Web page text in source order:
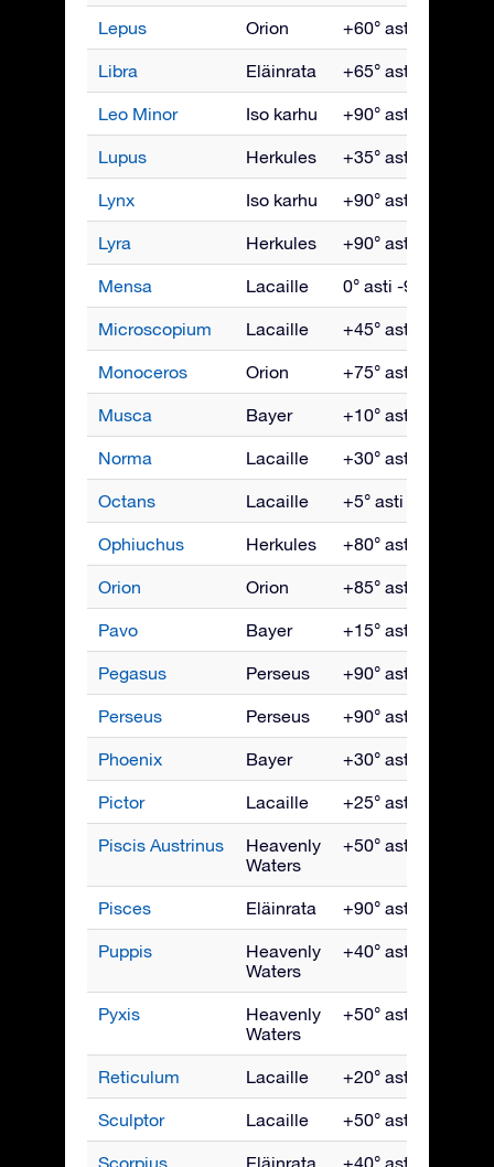
Lepus Orion +60° asti -90°
Libra Eläinrata +65° asti -90°
Leo Minor Iso karhu +90° asti -45°
Lupus Herkules +35° asti -90°
Lynx Iso karhu +90° asti -35°
Lyra Herkules +90° asti -40°
Mensa Lacaille 0° asti -90°
Microscopium Lacaille +45° asti -90°
Monoceros Orion +75° asti -85°
Musca Bayer +10° asti -90°
Norma Lacaille +30° asti -90°
Octans Lacaille +5° asti -90°
Ophiuchus Herkules +80° asti -80°
Orion Orion +85° asti -75°
Pavo Bayer +15° asti -90°
Pegasus Perseus +90° asti -60°
Perseus Perseus +90° asti -35°
Phoenix Bayer +30° asti -90°
Pictor Lacaille +25° asti -90°
Piscis Austrinus
Heavenly
Waters
+50° asti -90°
Pisces Eläinrata +90° asti -65°
Puppis
Heavenly
Waters
+40° asti -90°
Pyxis
Heavenly
Waters
+50° asti -90°
Reticulum Lacaille +20° asti -90°
Sculptor Lacaille +50° asti -90°
Scorpius Eläinrata +40° asti -90°